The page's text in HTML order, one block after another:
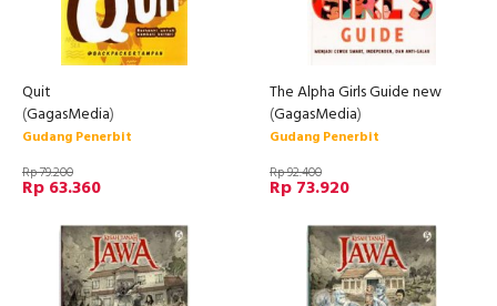
Quit
(GagasMedia)
Gudang Penerbit
Rp 79.200
Rp 63.360
The Alpha Girls Guide new
(GagasMedia)
Gudang Penerbit
Rp 92.400
Rp 73.920